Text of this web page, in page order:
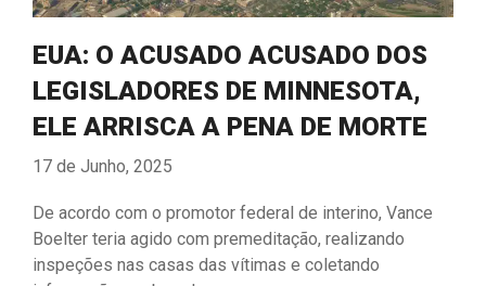
EUA: O ACUSADO ACUSADO DOS
LEGISLADORES DE MINNESOTA,
ELE ARRISCA A PENA DE MORTE
17 de Junho, 2025
De acordo com o promotor federal de interino, Vance
Boelter teria agido com premeditação, realizando
inspeções nas casas das vítimas e coletando